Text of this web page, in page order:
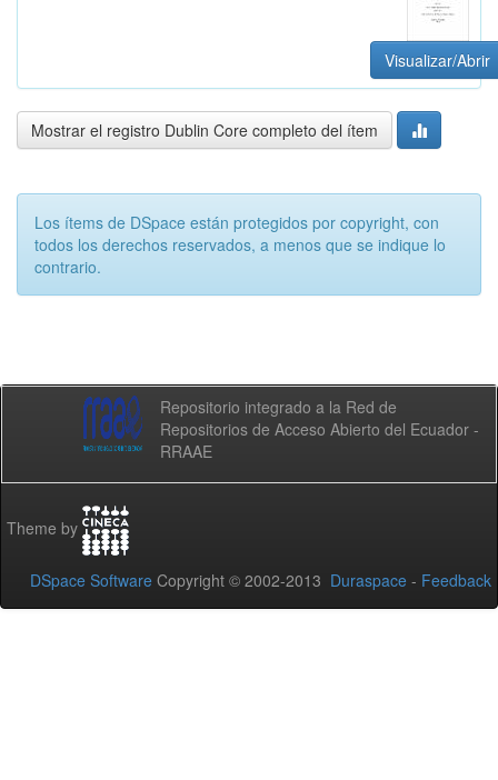
Visualizar/Abrir
Mostrar el registro Dublin Core completo del ítem
Los ítems de DSpace están protegidos por copyright, con
todos los derechos reservados, a menos que se indique lo
contrario.
Repositorio integrado a la Red de
Repositorios de Acceso Abierto del Ecuador -
RRAAE
Theme by
DSpace Software Copyright © 2002-2013 Duraspace - Feedback